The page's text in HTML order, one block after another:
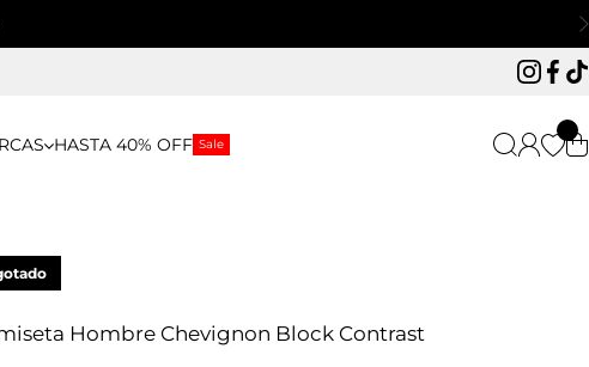
HASTA 40% OFF Sale
Hombre Chevignon Block Contrast